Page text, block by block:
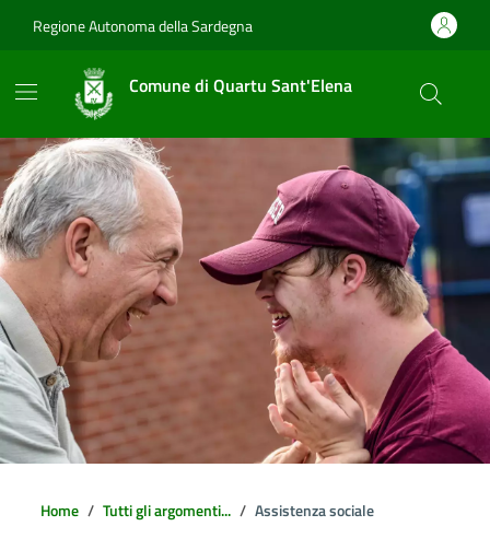
Regione Autonoma della Sardegna
Comune di Quartu Sant'Elena
Home Tutti gli argomenti... Assistenza sociale